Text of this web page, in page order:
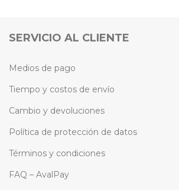
SERVICIO AL CLIENTE
Medios de pago
Tiempo y costos de envío
Cambio y devoluciones
Política de protección de datos
Términos y condiciones
FAQ – AvalPay